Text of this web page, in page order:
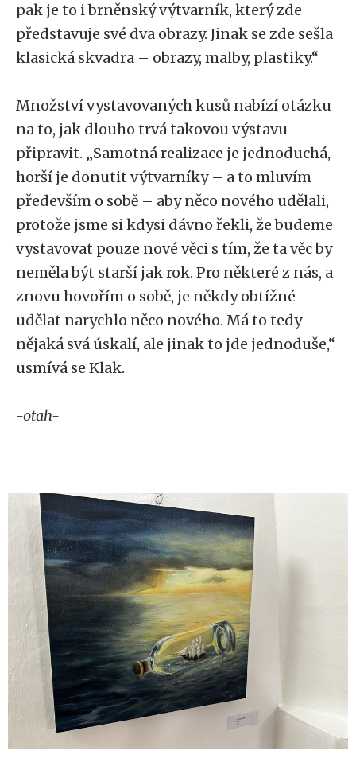
pak je to i brněnský výtvarník, který zde
představuje své dva obrazy. Jinak se zde sešla
klasická skvadra – obrazy, malby, plastiky.“
Množství vystavovaných kusů nabízí otázku
na to, jak dlouho trvá takovou výstavu
připravit. „Samotná realizace je jednoduchá,
horší je donutit výtvarníky – a to mluvím
především o sobě – aby něco nového udělali,
protože jsme si kdysi dávno řekli, že budeme
vystavovat pouze nové věci s tím, že ta věc by
neměla být starší jak rok. Pro některé z nás, a
znovu hovořím o sobě, je někdy obtížné
udělat narychlo něco nového. Má to tedy
nějaká svá úskalí, ale jinak to jde jednoduše,“
usmívá se Klak.
-otah-